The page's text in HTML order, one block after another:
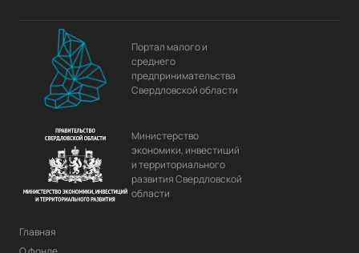
Портал малого и
среднего
предпринимательства
Свердловской области
Министерство
экономики, инвестиций
и территориального
развития Свердловской
области
Главная